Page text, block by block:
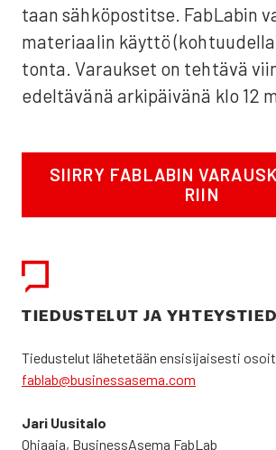
taan säh­kö­pos­tit­se. FabLa­bin
mate­ri­aa­lin käyt­tö
ton­ta. Varauk­set on teh­tä­vä
edel­tä­vä­nä arki­päi­vä­nä klo 12
SIIR­RY FABLA­BIN
RIIN
TIE­DUS­TE­LUT JA
Tie­dus­te­lut lähe­te­tään ensi­si­jai­ses­ti
fablab@businessasema.com
Jari Uusi­ta­lo
Ohjaa­ja, Business­Asema FabLab